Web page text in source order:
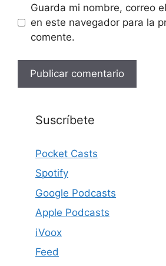
Guarda mi nombre, correo
en este navegador para la
comente.
Suscríbete
Pocket Casts
Spotify
Google Podcasts
Apple Podcasts
iVoox
Feed